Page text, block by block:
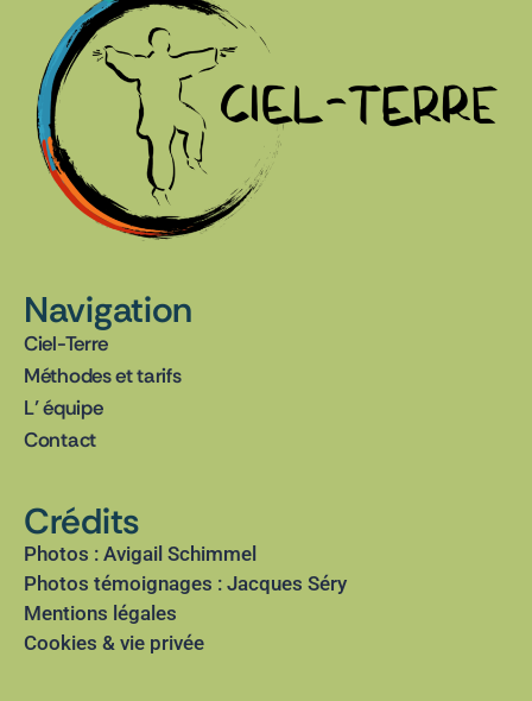
Navigation
Ciel-Terre
Méthodes et tarifs
L’ équipe
Contact
Crédits
Photos : Avigail Schimmel
Photos témoignages : Jacques Séry
Mentions légales
Cookies & vie privée